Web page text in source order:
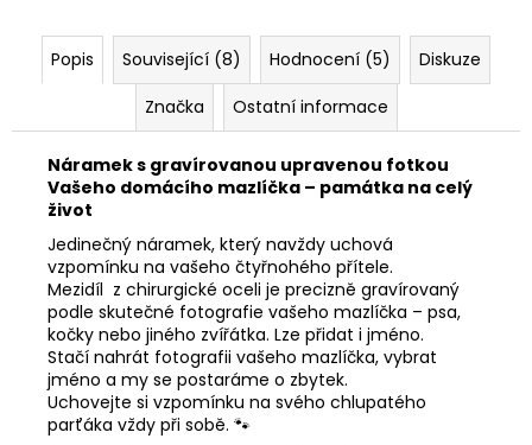
Popis Související (8) Hodnocení (5)
Diskuze
Značka
Ostatní informace
Náramek s gravírovanou upravenou fotkou
Vašeho domácího mazlíčka – památka na celý
život
Jedinečný náramek, který navždy uchová
vzpomínku na vašeho čtyřnohého přítele.
Mezidíl z chirurgické oceli je precizně gravírovaný
podle skutečné fotografie vašeho mazlíčka – psa,
kočky nebo jiného zvířátka. Lze přidat i jméno.
Stačí nahrát fotografii vašeho mazlíčka, vybrat
jméno a my se postaráme o zbytek.
Uchovejte si vzpomínku na svého chlupatého
parťáka vždy při sobě. 🐾